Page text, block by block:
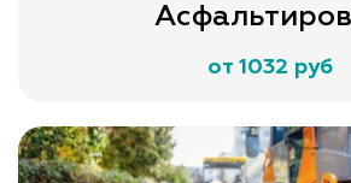
от 1032 руб